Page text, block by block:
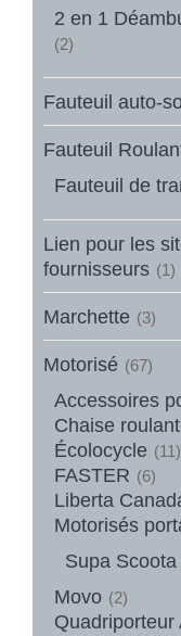
2 en 1
(2)
Fauteuil auto-
Fauteuil
Fauteuil de
Lien pour les
fournisseurs (1)
Marchette (3)
Motorisé (67)
Accessoires
Chaise
Écolocycle (11)
FASTER (6)
Liberta
Motorisés
Supa Scoota
Movo (2)
Quadriporteur